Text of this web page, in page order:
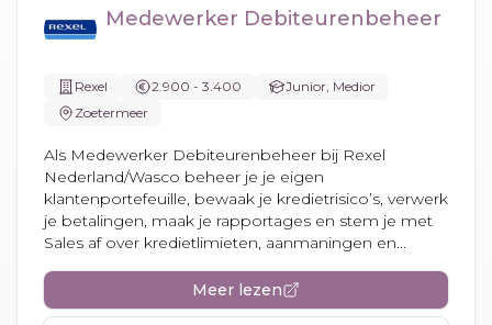
Medewerker Debiteurenbeheer
Rexel 2.900 - 3.400
Junior, Medior
Zoetermeer
Als Medewerker Debiteurenbeheer bij Rexel
Nederland/Wasco beheer je je eigen
klantenportefeuille, bewaak je kredietrisico’s, verwerk
je betalingen, maak je rapportages en stem je met
Sales af over kredietlimieten, aanmaningen en...
Meer lezen